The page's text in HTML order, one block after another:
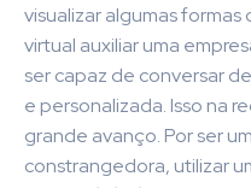
visualizar algumas
virtual auxiliar uma
ser capaz de conversar
e personalizada. Isso na
grande avanço. Por ser
constrangedora, utilizar